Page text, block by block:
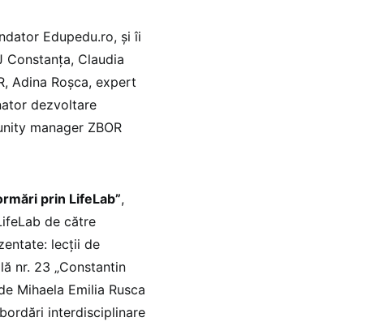
Edupedu.ro, și îi
Constanța, Claudia
Adina Roșca, expert
dezvoltare
manager ZBOR
prin LifeLab”,
de către
lecții de
nr. 23 „Constantin
Mihaela Emilia Rusca
interdisciplinare